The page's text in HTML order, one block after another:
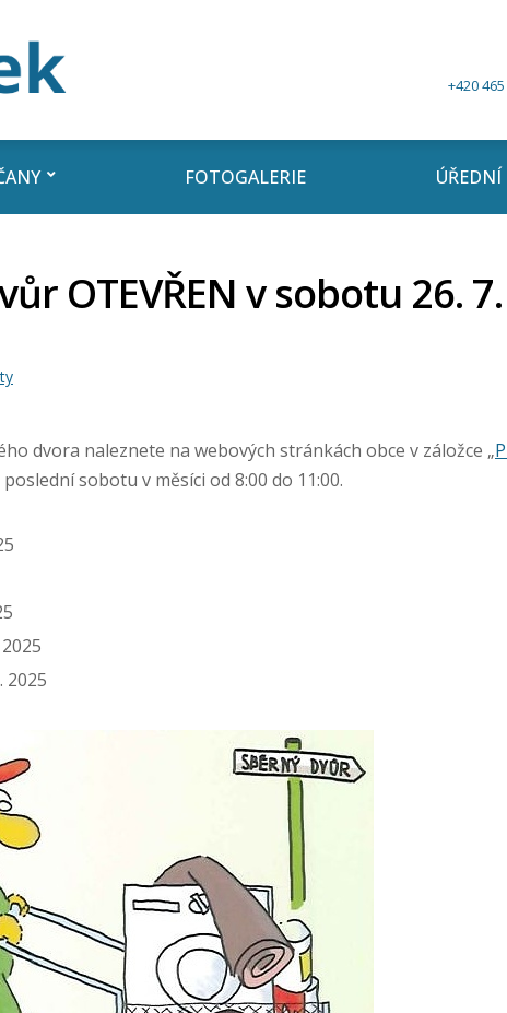
+420
FOTOGALERIE ÚŘEDNÍ
OTEVŘEN v sobotu 26.
dvora naleznete na webových stránkách obce v záložce „
sobotu v měsíci od 8:00 do 11:00.
2025